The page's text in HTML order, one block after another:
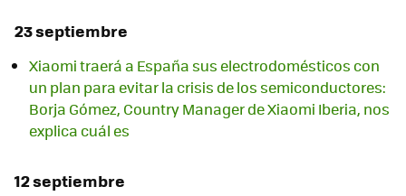
23 septiembre
Xiaomi traerá a España sus electrodomésticos con
un plan para evitar la crisis de los semiconductores:
Borja Gómez, Country Manager de Xiaomi Iberia, nos
explica cuál es
12 septiembre